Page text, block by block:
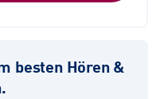
besten Hören &